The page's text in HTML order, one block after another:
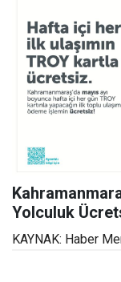
Yolculuk
KAYNAK: Haber